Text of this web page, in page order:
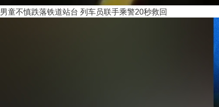
男童不慎跌落铁道站台 列车员联手乘警20秒救回